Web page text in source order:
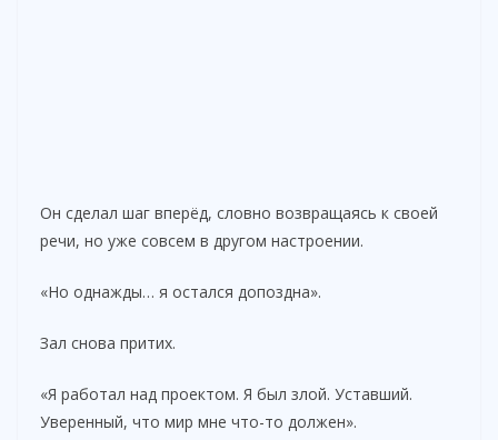
Он сделал шаг вперёд, словно возвращаясь к своей
речи, но уже совсем в другом настроении.
«Но однажды… я остался допоздна».
Зал снова притих.
«Я работал над проектом. Я был злой. Уставший.
Уверенный, что мир мне что-то должен».